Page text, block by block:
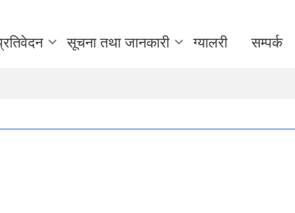
सूचना तथा जानकारी ग्यालरी सम्पर्क